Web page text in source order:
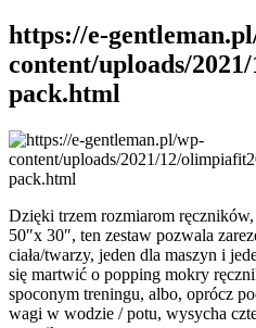
https://e-
content/uploads/
pack.html
Dzięki trzem rozmiarom
50″x 30″, ten zestaw pozwala
ciała/twarzy, jeden dla maszyn i
się martwić o popping mokry
spoconym treningu, albo, oprócz
wagi w wodzie / potu, wysycha